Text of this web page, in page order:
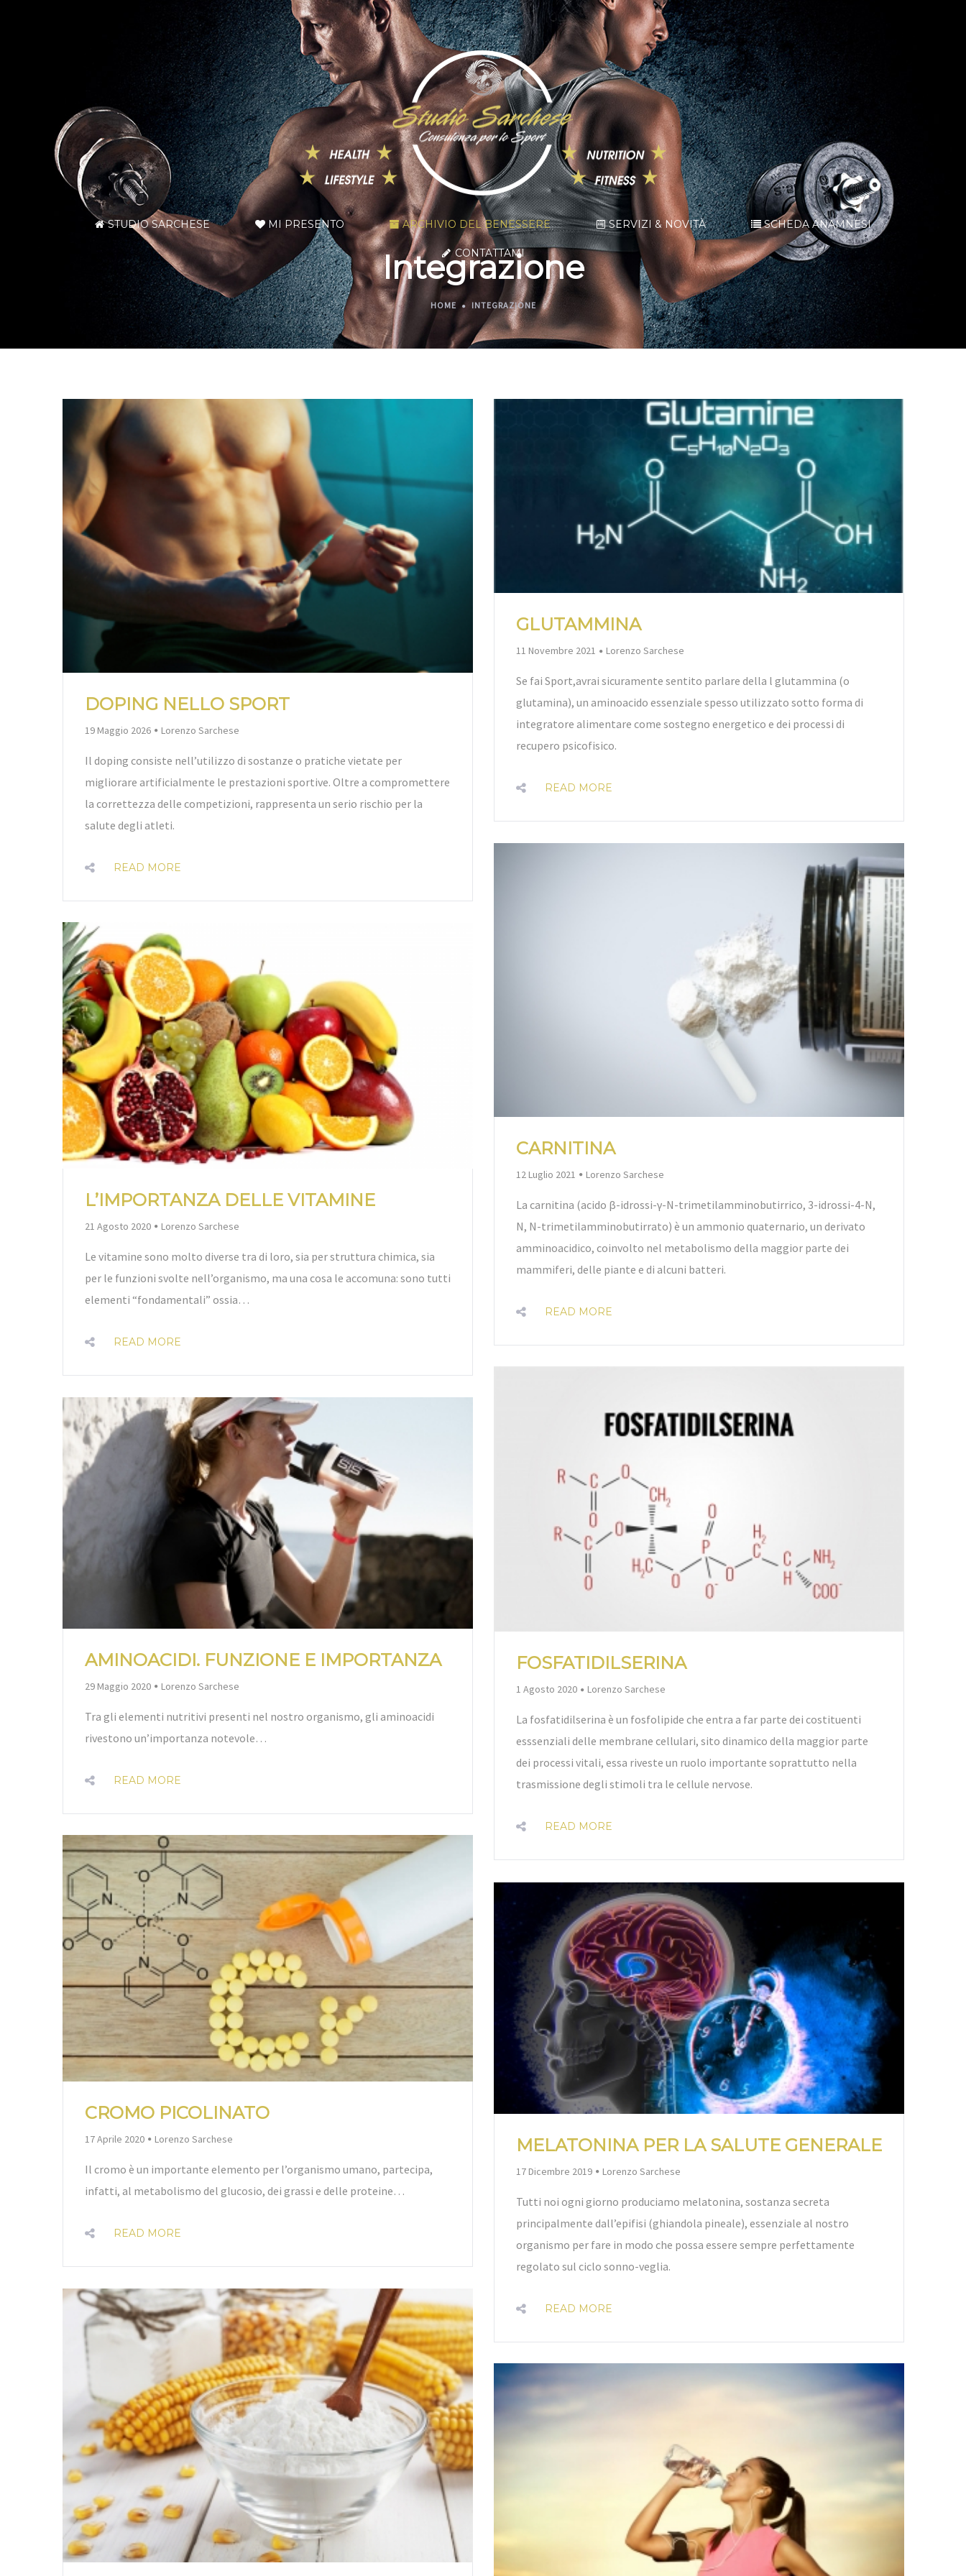
STUDIO SARCHESE MI PRESENTO ARCHIVIO DEL BENESSERE SERVIZI & NOVITÀ SCHEDA ANAMNESI
CONTATTAMI
Integrazione
HOME INTEGRAZIONE
DOPING NELLO SPORT
19 Maggio 2026 By
Lorenzo Sarchese
Il doping consiste nell’utilizzo di sostanze o pratiche vietate per
migliorare artificialmente le prestazioni sportive. Oltre a compromettere
la correttezza delle competizioni, rappresenta un serio rischio per la
salute degli atleti.
READ MORE
GLUTAMMINA
11 Novembre 2021 By
Lorenzo Sarchese
Se fai Sport,avrai sicuramente sentito parlare della l glutammina (o
glutamina), un aminoacido essenziale spesso utilizzato sotto forma di
integratore alimentare come sostegno energetico e dei processi di
recupero psicofisico.
READ MORE
CARNITINA
12 Luglio 2021 By
Lorenzo Sarchese
La carnitina (acido β-idrossi-γ-N-trimetilamminobutirrico, 3-idrossi-4-N,
N, N-trimetilamminobutirrato) è un ammonio quaternario, un derivato
amminoacidico, coinvolto nel metabolismo della maggior parte dei
mammiferi, delle piante e di alcuni batteri.
READ MORE
L’IMPORTANZA DELLE VITAMINE
21 Agosto 2020 By
Lorenzo Sarchese
Le vitamine sono molto diverse tra di loro, sia per struttura chimica, sia
per le funzioni svolte nell’organismo, ma una cosa le accomuna: sono tutti
elementi “fondamentali” ossia…
READ MORE
FOSFATIDILSERINA
1 Agosto 2020 By
Lorenzo Sarchese
La fosfatidilserina è un fosfolipide che entra a far parte dei costituenti
esssenziali delle membrane cellulari, sito dinamico della maggior parte
dei processi vitali, essa riveste un ruolo importante soprattutto nella
trasmissione degli stimoli tra le cellule nervose.
READ MORE
AMINOACIDI. FUNZIONE E IMPORTANZA
29 Maggio 2020 By
Lorenzo Sarchese
Tra gli elementi nutritivi presenti nel nostro organismo, gli aminoacidi
rivestono un’importanza notevole…
READ MORE
CROMO PICOLINATO
17 Aprile 2020 By
Lorenzo Sarchese
Il cromo è un importante elemento per l’organismo umano, partecipa,
infatti, al metabolismo del glucosio, dei grassi e delle proteine…
READ MORE
MELATONINA PER LA SALUTE GENERALE
17 Dicembre 2019 By
Lorenzo Sarchese
Tutti noi ogni giorno produciamo melatonina, sostanza secreta
principalmente dall’epifisi (ghiandola pineale), essenziale al nostro
organismo per fare in modo che possa essere sempre perfettamente
regolato sul ciclo sonno-veglia.
READ MORE